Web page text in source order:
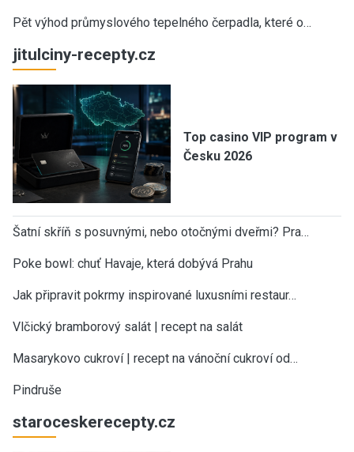
Pět výhod průmyslového tepelného čerpadla, které o…
jitulciny-recepty.cz
Top casino VIP program v
Česku 2026
Šatní skříň s posuvnými, nebo otočnými dveřmi? Pra…
Poke bowl: chuť Havaje, která dobývá Prahu
Jak připravit pokrmy inspirované luxusními restaur…
Vlčický bramborový salát | recept na salát
Masarykovo cukroví | recept na vánoční cukroví od…
Pindruše
staroceskerecepty.cz